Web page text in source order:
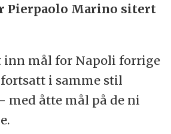
Pierpaolo Marino sitert
inn mål for Napoli forrige
fortsatt i samme stil
med åtte mål på de ni